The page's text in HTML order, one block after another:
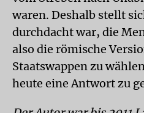
waren. Deshalb stellt
durchdacht war, die
also die römische
Staatswappen zu
heute eine Antwort zu